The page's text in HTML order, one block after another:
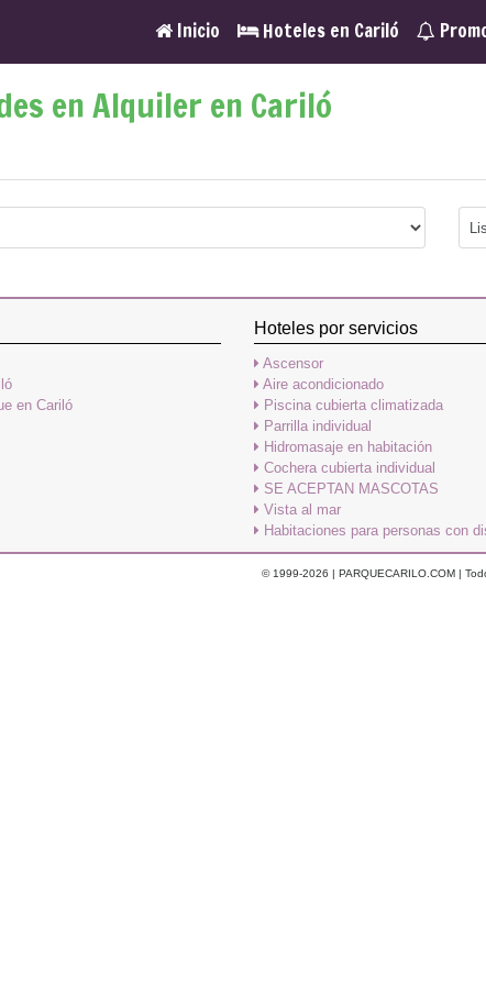
Inicio Hoteles en Cariló
en Alquiler en Cariló
en Cariló
Hoteles por servicios
Ascensor
Aire acondicionado
Piscina cubierta climatizada
Parrilla individual
Hidromasaje en habitación
Cochera cubierta individual
SE ACEPTAN MASCOTAS
Vista al mar
Habitaciones para personas con
© 1999-2026 | PARQUECARILO.COM |